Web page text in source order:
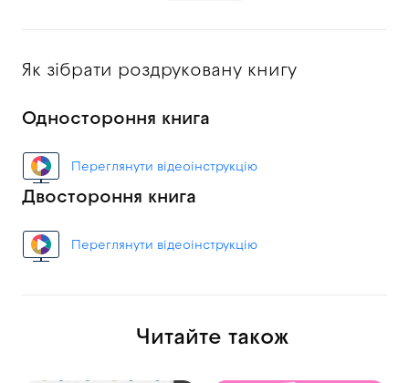
Як зібрати роздруковану книгу
Одностороння книга
Переглянути відеоінструкцію
Двостороння книга
Переглянути відеоінструкцію
Читайте також